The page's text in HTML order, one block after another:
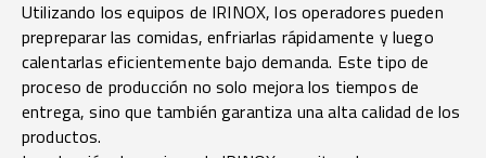
Utilizando los equipos de IRINOX, los operadores pueden
prepreparar las comidas, enfriarlas rápidamente y luego
calentarlas eficientemente bajo demanda. Este tipo de
proceso de producción no solo mejora los tiempos de
entrega, sino que también garantiza una alta calidad de los
productos.